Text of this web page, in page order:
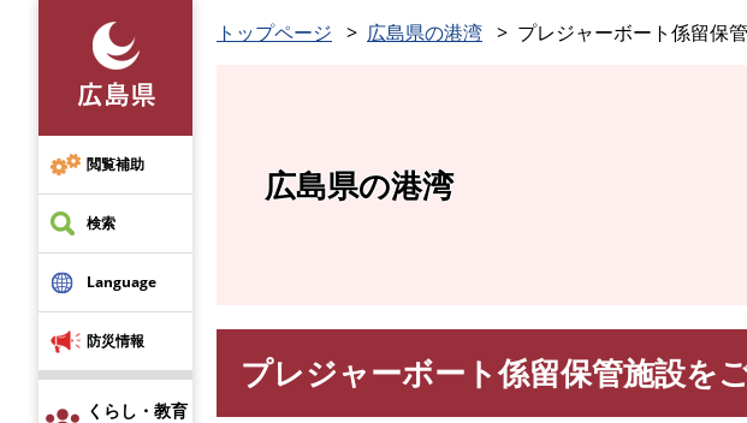
先
頭
で
す
閲覧補助
検索
Language
防災情報
くらし・教育
トップページ 広島県の港湾 プレジャーボート係留保
広島県の港湾
プレジャーボート係留保管施設を